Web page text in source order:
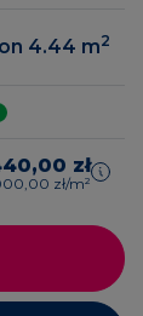
4.44 m2
zł
zł/m²